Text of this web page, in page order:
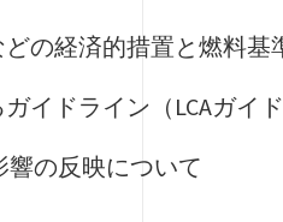
の経済的措置と燃料
イドライン（LCAガイ
響の反映について